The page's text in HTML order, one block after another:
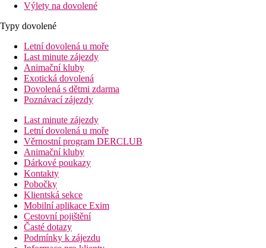
Výlety na dovolené
Typy dovolené
Letní dovolená u moře
Last minute zájezdy
Animační kluby
Exotická dovolená
Dovolená s dětmi zdarma
Poznávací zájezdy
Last minute zájezdy
Letní dovolená u moře
Věrnostní program DERCLUB
Animační kluby
Dárkové poukazy
Kontakty
Pobočky
Klientská sekce
Mobilní aplikace Exim
Cestovní pojištění
Časté dotazy
Podmínky k zájezdu